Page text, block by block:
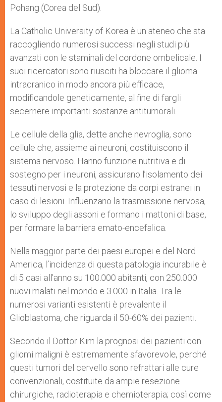
Pohang (Corea del Sud).
La Catholic University of Korea è un ateneo che sta
raccogliendo numerosi successi negli studi più
avanzati con le staminali del cordone ombelicale. I
suoi ricercatori sono riusciti ha bloccare il glioma
intracranico in modo ancora più efficace,
modificandole geneticamente, al fine di fargli
secernere importanti sostanze antitumorali.
Le cellule della glia, dette anche nevroglia, sono
cellule che, assieme ai neuroni, costituiscono il
sistema nervoso. Hanno funzione nutritiva e di
sostegno per i neuroni, assicurano l’isolamento dei
tessuti nervosi e la protezione da corpi estranei in
caso di lesioni. Influenzano la trasmissione nervosa,
lo sviluppo degli assoni e formano i mattoni di base,
per formare la barriera emato-encefalica.
Nella maggior parte dei paesi europei e del Nord
America, l’incidenza di questa patologia incurabile è
di 5 casi all’anno su 100.000 abitanti, con 250.000
nuovi malati nel mondo e 3.000 in Italia. Tra le
numerosi varianti esistenti è prevalente il
Glioblastoma, che riguarda il 50-60% dei pazienti.
Secondo il Dottor Kim la prognosi dei pazienti con
gliomi maligni è estremamente sfavorevole, perché
questi tumori del cervello sono refrattari alle cure
convenzionali, costituite da ampie resezione
chirurgiche, radioterapia e chemioterapia; così come